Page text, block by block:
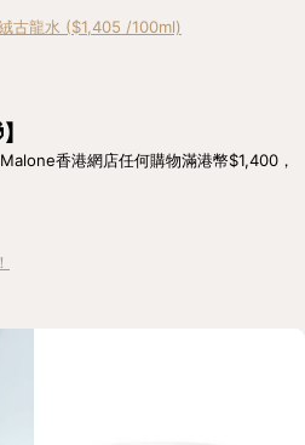
古龍水 ($1,405 /100ml)
香港網店任何購物滿港幣$1,400，